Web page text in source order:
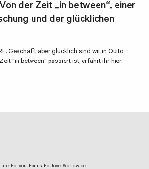
der Zeit „in between“, einer
und der glücklichen
Geschafft aber glücklich sind wir in Quito
"in between" passiert ist, erfahrt ihr hier.
For you. For us. For love. Worldwide.